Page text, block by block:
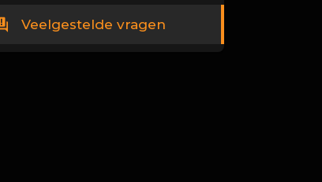
Veelgestelde vragen